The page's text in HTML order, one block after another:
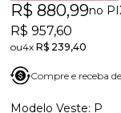
R$ 880,99no
R$ 957,60
4xR$ 239,40
Compre e receba
P